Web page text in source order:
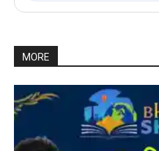
MORE